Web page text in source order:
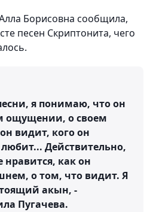
Борисовна сообщила,
песен Скриптонита, чего
я понимаю, что он
ощущении, о своем
видит, кого он
Действительно,
нравится, как он
о том, что видит. Я
акын, -
Пугачева.